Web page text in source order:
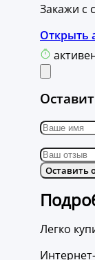
Закажи с
Открыть
Оставить
Легко